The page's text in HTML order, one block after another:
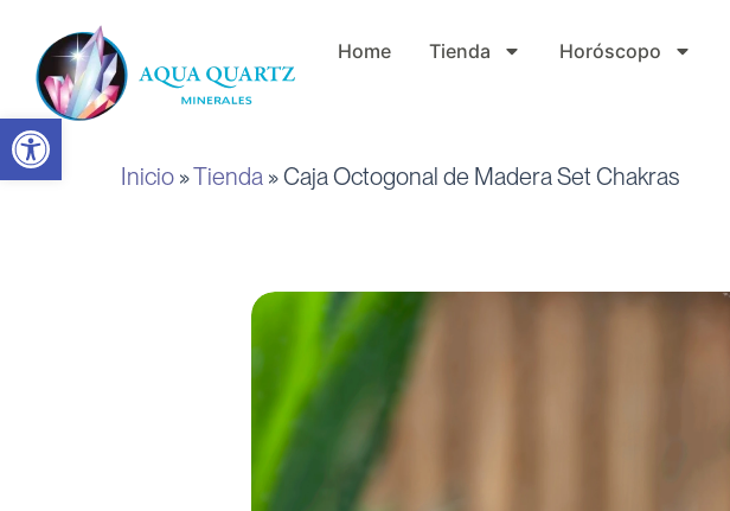
Abrir barra de herramientas
contenido
Home Tienda Horóscopo
Inicio »Tienda »Caja Octogonal de Madera Set Chakras